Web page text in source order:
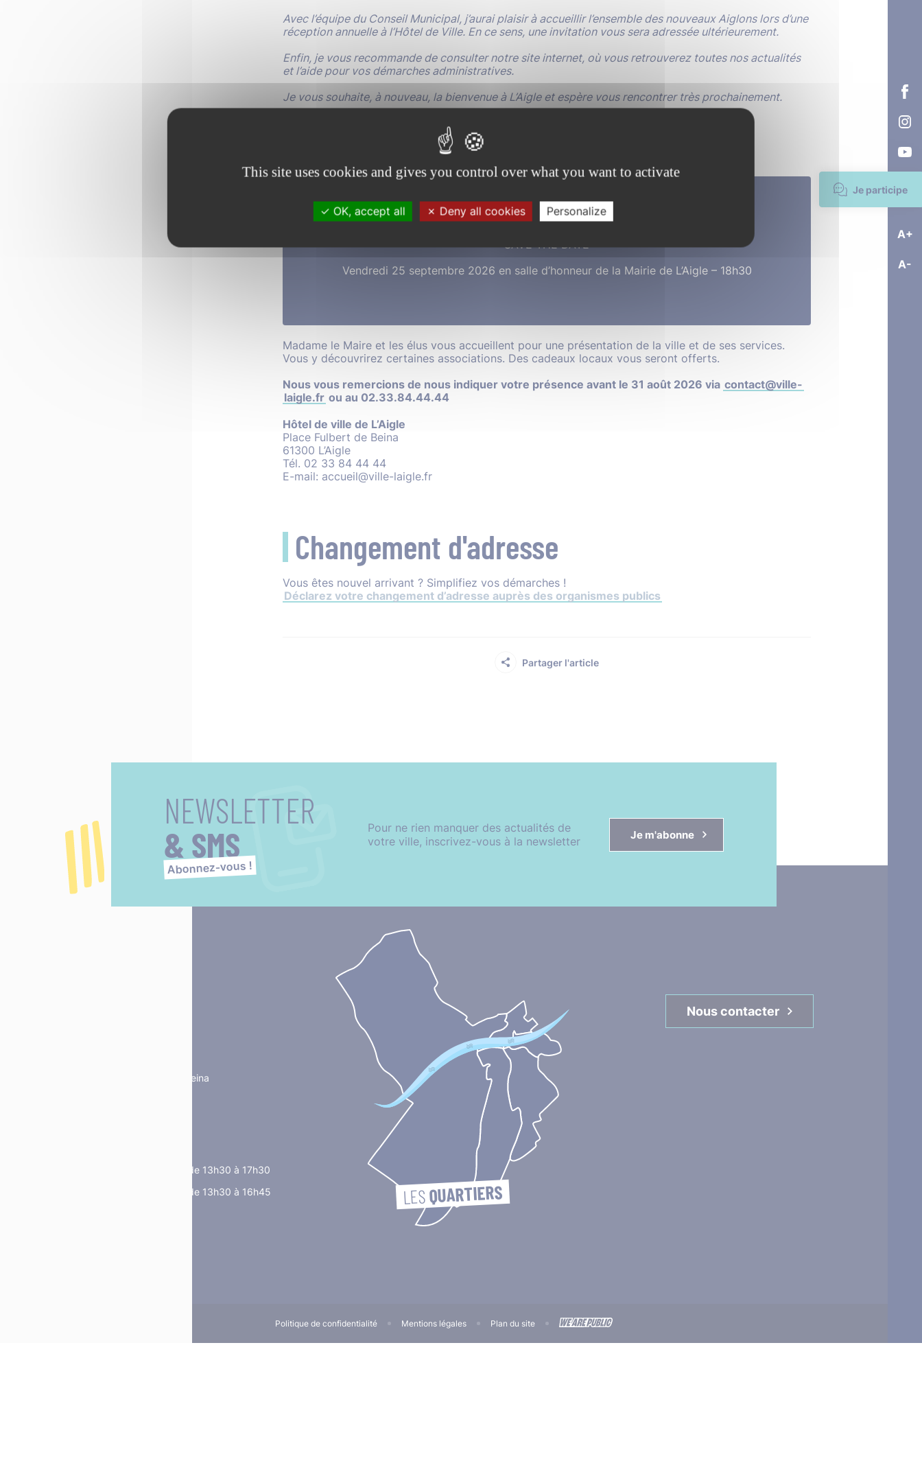
Je participe
A+
A-
Avec l’équipe du Conseil Municipal, j’aurai plaisir à accueillir l’ensemble des nouveaux Aiglons lors d’une
réception annuelle à l’Hôtel de Ville. En ce sens, une invitation vous sera adressée ultérieurement.
Enfin, je vous recommande de consulter notre site internet, où vous retrouverez toutes nos actualités
et l’aide pour vos démarches administratives.
Je vous souhaite, à nouveau, la bienvenue à L’Aigle et espère vous rencontrer très prochainement.
Véronique LOUWAGIE, Maire de L’Aigle
SAVE THE DATE
Vendredi 25 septembre 2026 en salle d’honneur de la Mairie de L’Aigle – 18h30
Madame le Maire et les élus vous accueillent pour une présentation de la ville et de ses services.
Vous y découvrirez certaines associations. Des cadeaux locaux vous seront offerts.
Nous vous remercions de nous indiquer votre présence avant le 31 août 2026 via contact@ville-
laigle.fr ou au 02.33.84.44.44
Hôtel de ville de L’Aigle
Place Fulbert de Beina
61300 L’Aigle
Tél. 02 33 84 44 44
E-mail: accueil@ville-laigle.fr
Changement d'adresse
Vous êtes nouvel arrivant ? Simplifiez vos démarches !
Déclarez votre changement d’adresse auprès des organismes publics
Partager l'article
NEWSLETTER
& SMS
Abonnez-vous !
Pour ne rien manquer des actualités de
votre ville, inscrivez-vous à la newsletter
Je m'abonne
Place Fulbert de Beina
de 8h30 à 12h et de 13h30 à 17h30
de 8h30 à 12h et de 13h30 à 16h45
LES QUARTIERS
Nous contacter
Politique de confidentialité Mentions légales Plan du site
This site uses cookies and gives you control over what you want to activate
OK, accept all Deny all cookies Personalize